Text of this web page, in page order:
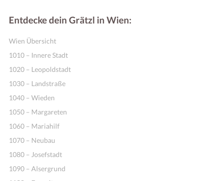
Entdecke dein Grätzl in Wien:
Wien Übersicht
1010 – Innere Stadt
1020 – Leopoldstadt
1030 – Landstraße
1040 – Wieden
1050 – Margareten
1060 – Mariahilf
1070 – Neubau
1080 – Josefstadt
1090 – Alsergrund